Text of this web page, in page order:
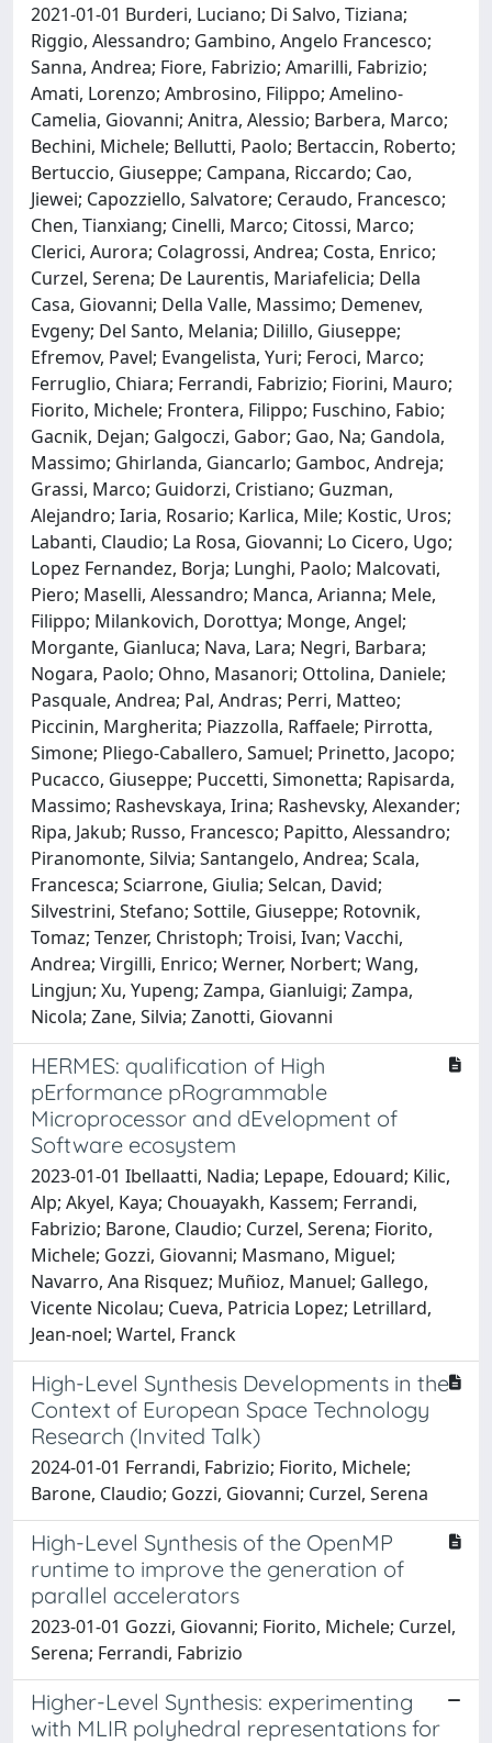
2021-01-01 Burderi, Luciano; Di Salvo, Tiziana;
Riggio, Alessandro; Gambino, Angelo Francesco;
Sanna, Andrea; Fiore, Fabrizio; Amarilli, Fabrizio;
Amati, Lorenzo; Ambrosino, Filippo; Amelino-
Camelia, Giovanni; Anitra, Alessio; Barbera, Marco;
Bechini, Michele; Bellutti, Paolo; Bertaccin, Roberto;
Bertuccio, Giuseppe; Campana, Riccardo; Cao,
Jiewei; Capozziello, Salvatore; Ceraudo, Francesco;
Chen, Tianxiang; Cinelli, Marco; Citossi, Marco;
Clerici, Aurora; Colagrossi, Andrea; Costa, Enrico;
Curzel, Serena; De Laurentis, Mariafelicia; Della
Casa, Giovanni; Della Valle, Massimo; Demenev,
Evgeny; Del Santo, Melania; Dilillo, Giuseppe;
Efremov, Pavel; Evangelista, Yuri; Feroci, Marco;
Ferruglio, Chiara; Ferrandi, Fabrizio; Fiorini, Mauro;
Fiorito, Michele; Frontera, Filippo; Fuschino, Fabio;
Gacnik, Dejan; Galgoczi, Gabor; Gao, Na; Gandola,
Massimo; Ghirlanda, Giancarlo; Gamboc, Andreja;
Grassi, Marco; Guidorzi, Cristiano; Guzman,
Alejandro; Iaria, Rosario; Karlica, Mile; Kostic, Uros;
Labanti, Claudio; La Rosa, Giovanni; Lo Cicero, Ugo;
Lopez Fernandez, Borja; Lunghi, Paolo; Malcovati,
Piero; Maselli, Alessandro; Manca, Arianna; Mele,
Filippo; Milankovich, Dorottya; Monge, Angel;
Morgante, Gianluca; Nava, Lara; Negri, Barbara;
Nogara, Paolo; Ohno, Masanori; Ottolina, Daniele;
Pasquale, Andrea; Pal, Andras; Perri, Matteo;
Piccinin, Margherita; Piazzolla, Raffaele; Pirrotta,
Simone; Pliego-Caballero, Samuel; Prinetto, Jacopo;
Pucacco, Giuseppe; Puccetti, Simonetta; Rapisarda,
Massimo; Rashevskaya, Irina; Rashevsky, Alexander;
Ripa, Jakub; Russo, Francesco; Papitto, Alessandro;
Piranomonte, Silvia; Santangelo, Andrea; Scala,
Francesca; Sciarrone, Giulia; Selcan, David;
Silvestrini, Stefano; Sottile, Giuseppe; Rotovnik,
Tomaz; Tenzer, Christoph; Troisi, Ivan; Vacchi,
Andrea; Virgilli, Enrico; Werner, Norbert; Wang,
Lingjun; Xu, Yupeng; Zampa, Gianluigi; Zampa,
Nicola; Zane, Silvia; Zanotti, Giovanni
HERMES: qualification of High
pErformance pRogrammable
Microprocessor and dEvelopment of
Software ecosystem
2023-01-01 Ibellaatti, Nadia; Lepape, Edouard; Kilic,
Alp; Akyel, Kaya; Chouayakh, Kassem; Ferrandi,
Fabrizio; Barone, Claudio; Curzel, Serena; Fiorito,
Michele; Gozzi, Giovanni; Masmano, Miguel;
Navarro, Ana Risquez; Muñioz, Manuel; Gallego,
Vicente Nicolau; Cueva, Patricia Lopez; Letrillard,
Jean-noel; Wartel, Franck
High-Level Synthesis Developments in the
Context of European Space Technology
Research (Invited Talk)
2024-01-01 Ferrandi, Fabrizio; Fiorito, Michele;
Barone, Claudio; Gozzi, Giovanni; Curzel, Serena
High-Level Synthesis of the OpenMP
runtime to improve the generation of
parallel accelerators
2023-01-01 Gozzi, Giovanni; Fiorito, Michele; Curzel,
Serena; Ferrandi, Fabrizio
Higher-Level Synthesis: experimenting
with MLIR polyhedral representations for